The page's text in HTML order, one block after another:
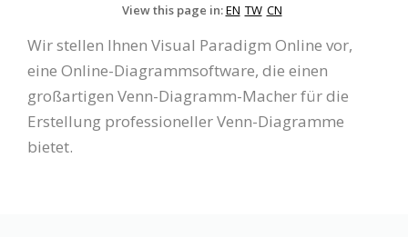
View this page in:EN TW CN
Wir stellen Ihnen Visual Paradigm Online vor,
eine Online-Diagrammsoftware, die einen
großartigen Venn-Diagramm-Macher für die
Erstellung professioneller Venn-Diagramme
bietet.